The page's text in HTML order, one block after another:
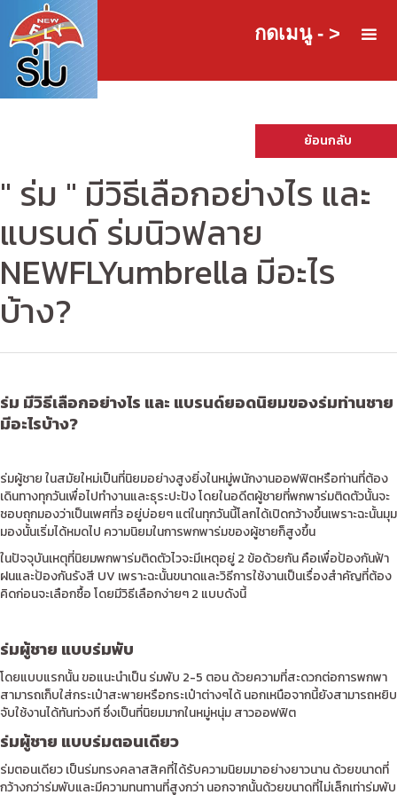
กดเมนู - >
ย้อนกลับ
" ร่ม " มีวิธีเลือกอย่างไร และ
แบรนด์ ร่มนิวฟลาย
NEWFLYumbrella มีอะไร
บ้าง?
ร่ม มีวิธีเลือกอย่างไร และ แบรนด์ยอดนิยมของร่มท่านชาย
มีอะไรบ้าง?
ร่มผู้ชาย ในสมัยใหม่เป็นที่นิยมอย่างสูงยิ่งในหมู่พนักงานออฟฟิตหรือท่านที่ต้อง
เดินทางทุกวันเพื่อไปทำงานและธุระปะปัง โดยในอดีตผู้ชายที่พกพาร่มติดตัวนั้นจะ
ชอบถุกมองว่าเป็นเพศที่3 อยู่บ่อยๆ แต่ในทุกวันนี้โลกได้เปิดกว้างขึ้นเพราะฉะนั้นมุม
มองนั้นเริ่มได้หมดไป ความนิยมในการพกพาร่มของผู้ชายก็สูงขึ้น
ในปัจจุบันเหตุที่นิยมพกพาร่มติดตัวไวจะมีเหตุอยู่ 2 ข้อด้วยกัน คือเพื่อป้องกันฟ้า
ฝนและป้องกันรังสี UV เพราะฉะนั้นขนาดและวิธีการใช้งานเป็นเรื่องสำคัญที่ต้อง
คิดก่อนจะเลือกซื้อ โดยมีวิธีเลือกง่ายๆ 2 แบบดังนี้
ร่มผู้ชาย แบบร่มพับ
โดยแบบแรกนั้น ขอแนะนำเป็น ร่มพับ 2-5 ตอน ด้วยความที่สะดวกต่อการพกพา
สามารถเก็บใส่กระเป๋าสะพายหรือกระเป๋าต่างๆได้ นอกเหนือจากนี้ยังสามารถหยิบ
จับใช้งานได้ทันท่วงที ซึ่งเป็นที่นิยมมากในหมู่หนุ่ม สาวออฟฟิต
ร่มผู้ชาย แบบร่มตอนเดียว
ร่มตอนเดียว เป็นร่มทรงคลาสสิคที่ได้รับความนิยมมาอย่างยาวนาน ด้วยขนาดที่
กว้างกว่าร่มพับและมีความทนทานที่สูงกว่า นอกจากนั้นด้วยขนาดที่ไม่เล็กเท่าร่มพับ